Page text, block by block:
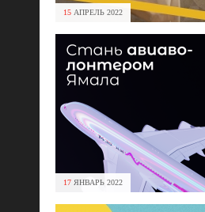
15 АПРЕЛЬ 2022
17 ЯНВАРЬ 2022